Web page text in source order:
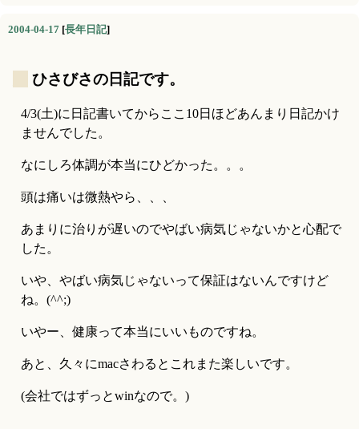
2004-04-17 [長年日記]
ひさびさの日記です。
4/3(土)に日記書いてからここ10日ほどあんまり日記かけ
ませんでした。
なにしろ体調が本当にひどかった。。。
頭は痛いは微熱やら、、、
あまりに治りが遅いのでやばい病気じゃないかと心配で
した。
いや、やばい病気じゃないって保証はないんですけど
ね。(^^;)
いやー、健康って本当にいいものですね。
あと、久々にmacさわるとこれまた楽しいです。
(会社ではずっとwinなので。)